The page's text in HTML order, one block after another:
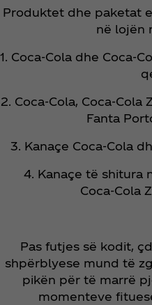
Produktet dhe paketat
në lojën
1. Coca‑Cola dhe
2. Coca‑Cola,
Fanta
3. Kanaçe Coca‑Cola
4. Kanaçe të shitura
Coca‑Cola
Pas futjes së kodit,
shpërblyese mund të
pikën për të marrë
momenteve